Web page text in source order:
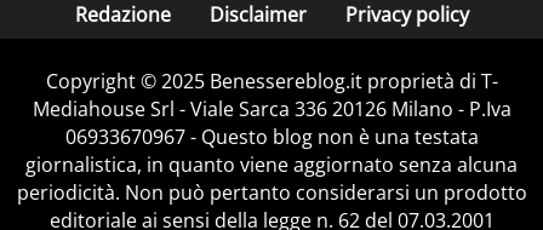
Redazione Disclaimer Privacy policy
Copyright © 2025 Benessereblog.it proprietà di T-
Mediahouse Srl - Viale Sarca 336 20126 Milano - P.Iva
06933670967 - Questo blog non è una testata
giornalistica, in quanto viene aggiornato senza alcuna
periodicità. Non può pertanto considerarsi un prodotto
editoriale ai sensi della legge n. 62 del 07.03.2001